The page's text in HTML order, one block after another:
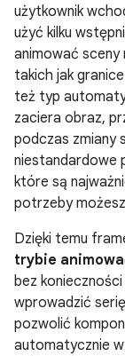
użytkownik
użyć kilku
animować sceny
takich jak
też typ
zaciera obraz,
podczas zmiany
niestandardowe
które są
potrzeby
Dzięki temu
trybie
bez
wprowadzić
pozwolić
automatycznie